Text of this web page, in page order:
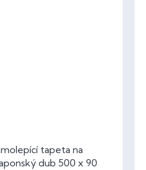
tapeta na
dub 500 x 90